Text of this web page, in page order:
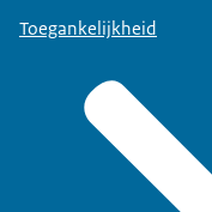
Toegankelijkheid